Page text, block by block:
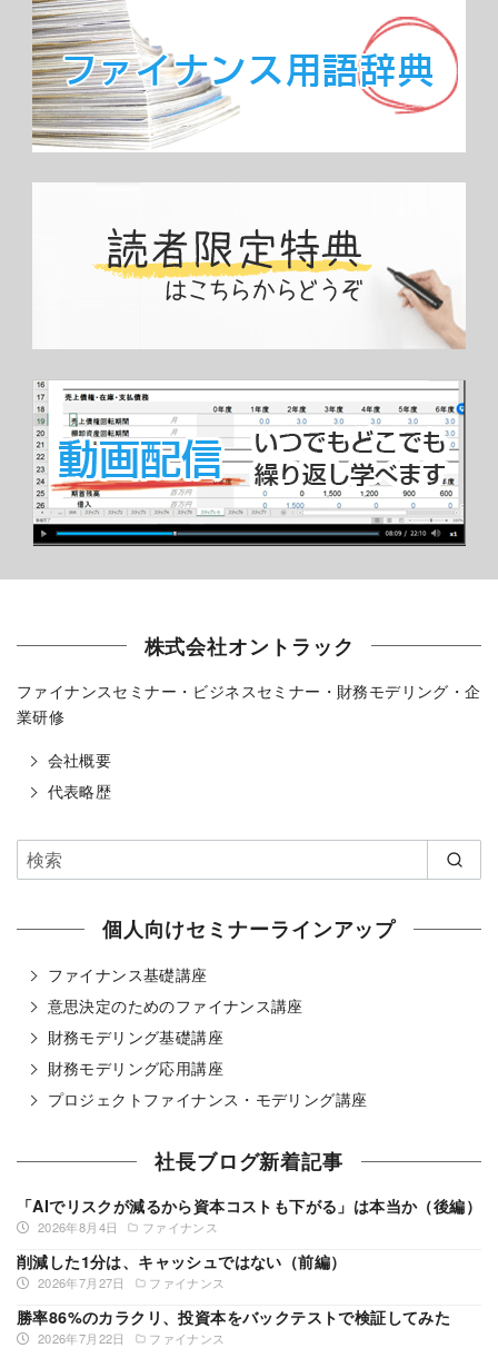
株式会社オントラック
ファイナンスセミナー・ビジネスセミナー・財務モデリング・企
業研修
会社概要
代表略歴
個人向けセミナーラインアップ
ファイナンス基礎講座
意思決定のためのファイナンス講座
財務モデリング基礎講座
財務モデリング応用講座
プロジェクトファイナンス・モデリング講座
社長ブログ新着記事
2026年8月4日 ファイナンス
「AIでリスクが減るから資本コストも下がる」は本当か（後編）
2026年7月27日 ファイナンス
削減した1分は、キャッシュではない（前編）
2026年7月22日 ファイナンス
勝率86%のカラクリ、投資本をバックテストで検証してみた